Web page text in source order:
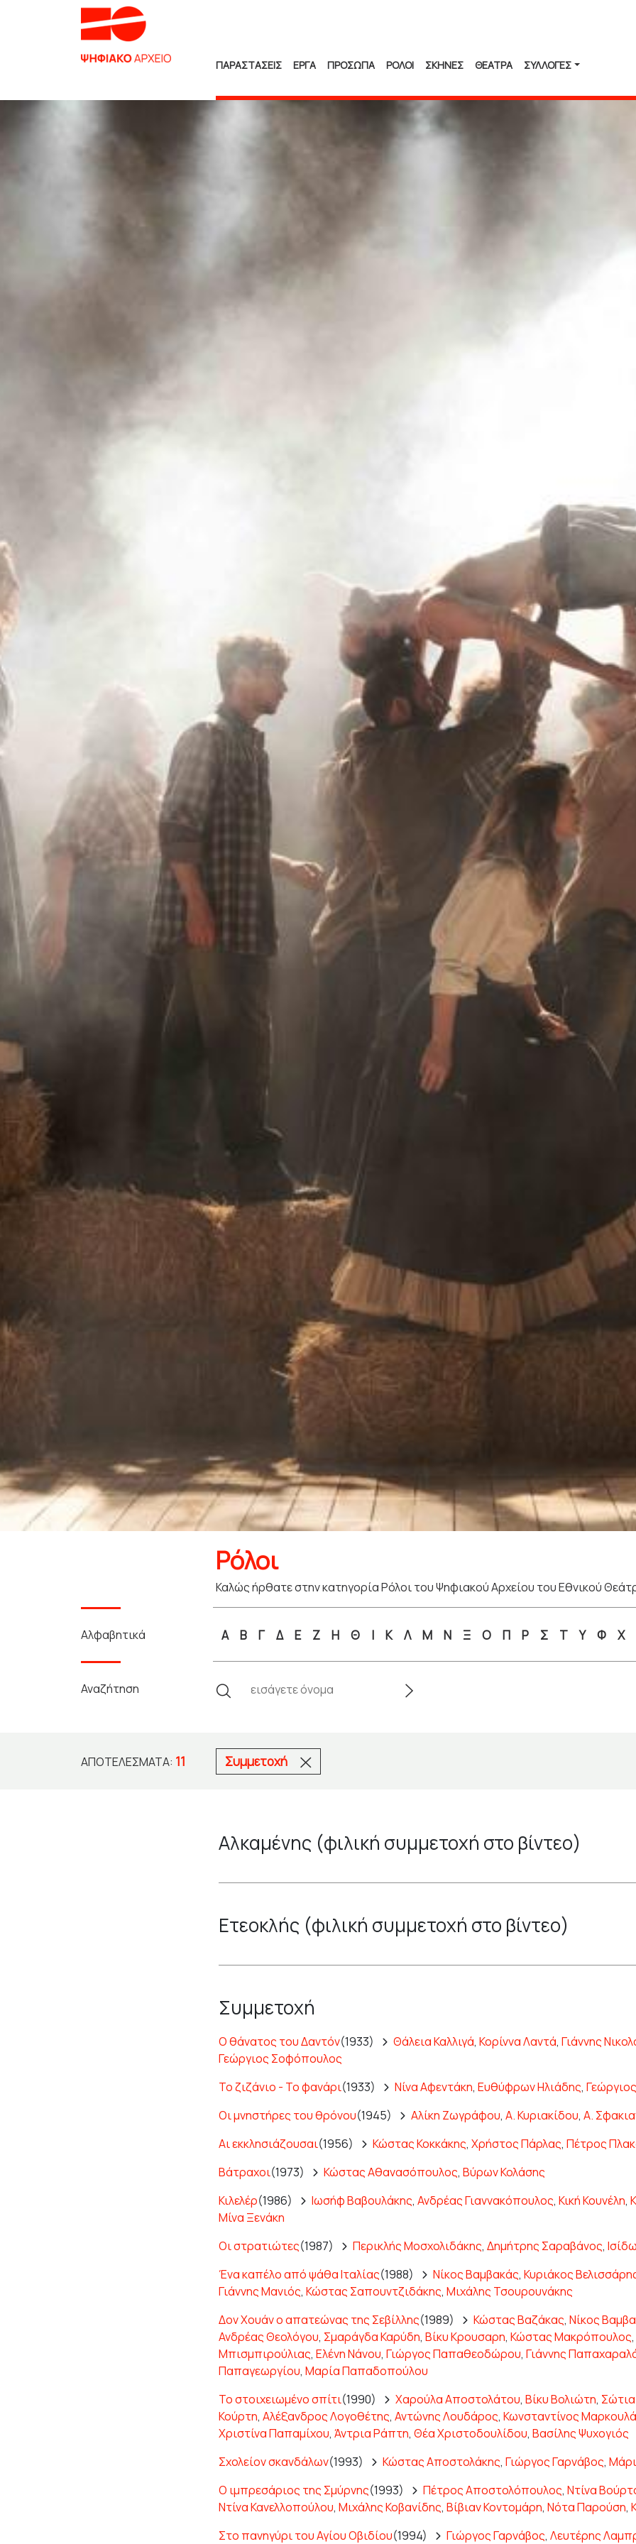
ΠΑΡΑΣΤΑΣΕΙΣ ΕΡΓΑ ΠΡΟΣΩΠΑ ΡΟΛΟΙ ΣΚΗΝΕΣ ΘΕΑΤΡΑ ΣΥΛΛΟΓΈΣ
Ρόλοι
Καλώς ήρθατε στην κατηγορία Ρόλοι του Ψηφιακού Αρχείου του Εθνικού
Αλφαβητικά Α Β Γ Δ Ε Ζ Η Θ Ι Κ Λ Μ Ν Ξ Ο Π Ρ Σ Τ Υ Φ Χ
Αναζήτηση
ΑΠΟΤΕΛΈΣΜΑΤΑ: 11 Συμμετοχή
Αλκαμένης (φιλική συμμετοχή στο βίντεο)
Ετεοκλής (φιλική συμμετοχή στο βίντεο)
Συμμετοχή
Ο θάνατος του Δαντόν(1933) Θάλεια Καλλιγά, Κορίννα Λαντά, Γιάννης
Γεώργιος Σοφόπουλος
Το ζιζάνιο - Το φανάρι(1933) Νίνα Αφεντάκη, Ευθύφρων Ηλιάδης,
Οι μνηστήρες του θρόνου(1945) Αλίκη Ζωγράφου, Α. Κυριακίδου, Α.
Αι εκκλησιάζουσαι(1956) Κώστας Κοκκάκης, Χρήστος Πάρλας, Πέτρος
Βάτραχοι(1973) Κώστας Αθανασόπουλος, Βύρων Κολάσης
Κιλελέρ(1986) Ιωσήφ Βαβουλάκης, Ανδρέας Γιαννακόπουλος, Κική Κουνέλη,
Μίνα Ξενάκη
Οι στρατιώτες(1987) Περικλής Μοσχολιδάκης, Δημήτρης Σαραβάνος,
Ένα καπέλο από ψάθα Ιταλίας(1988) Νίκος Βαμβακάς, Κυριάκος
Γιάννης Μανιός, Κώστας Σαπουντζιδάκης, Μιχάλης Τσουρουνάκης
Δον Χουάν ο απατεώνας της Σεβίλλης(1989) Κώστας Βαζάκας, Νίκος
Ανδρέας Θεολόγου, Σμαράγδα Καρύδη, Βίκυ Κρουσαρη, Κώστας Μακρόπουλος,
Μπισμπιρούλιας, Ελένη Νάνου, Γιώργος Παπαθεοδώρου, Γιάννης
Παπαγεωργίου, Μαρία Παπαδοπούλου
Το στοιχειωμένο σπίτι(1990) Χαρούλα Αποστολάτου, Βίκυ Βολιώτη,
Κούρτη, Αλέξανδρος Λογοθέτης, Αντώνης Λουδάρος, Κωνσταντίνος
Χριστίνα Παπαμίχου, Άντρια Ράπτη, Θέα Χριστοδουλίδου, Βασίλης Ψυχογιός
Σχολείον σκανδάλων(1993) Κώστας Αποστολάκης, Γιώργος Γαρνάβος,
Ο ιμπρεσάριος της Σμύρνης(1993) Πέτρος Αποστολόπουλος, Ντίνα
Ντίνα Κανελλοπούλου, Μιχάλης Κοβανίδης, Βίβιαν Κοντομάρη, Νότα Παρούση,
Στο πανηγύρι του Αγίου Οβιδίου(1994) Γιώργος Γαρνάβος, Λευτέρης